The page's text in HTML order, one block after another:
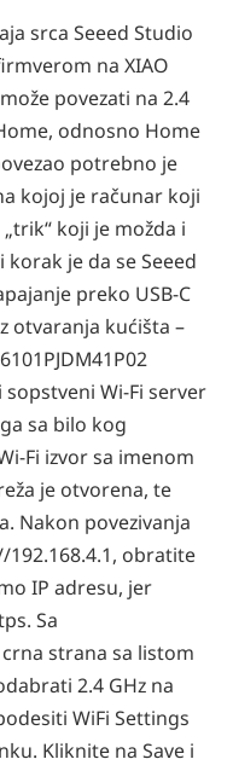
srca Seeed Studio
na XIAO
povezati na 2.4
odnosno Home
potrebno je
kojoj je računar koji
koji je možda i
je da se Seeed
preko USB-C
otvaranja kućišta –
Wi-Fi server
sa bilo kog
Fi izvor sa imenom
je otvorena, te
Nakon povezivanja
obratite
IP adresu, jer
Sa
strana sa listom
2.4 GHz na
WiFi Settings
Kliknite na Save i